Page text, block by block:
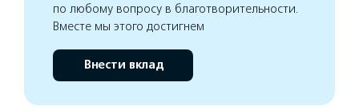
по любому вопросу в благотворительности.
Вместе мы этого достигнем
Внести вклад